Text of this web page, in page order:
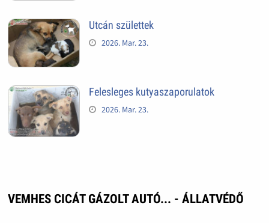
Utcán születtek
2026. Mar. 23.
Felesleges kutyaszaporulatok
2026. Mar. 23.
VEMHES CICÁT GÁZOLT AUTÓ... - ÁLLATVÉDŐ